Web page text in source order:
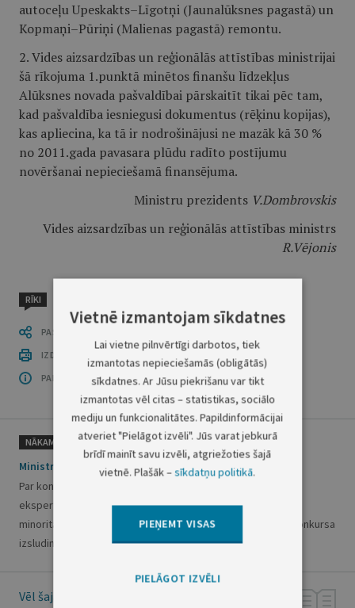
autoceļu Upeskakts–Līgotņi (Jaunalūksnes pagastā) un
Kopmaņi–Pūriņi (Malienas pagastā) remontu.
2. Vides aizsardzības un reģionālās attīstības ministrijai
šā rīkojuma 1.punktā minētos finanšu līdzekļus
Alūksnes novada pašvaldībai pārskaitīt tikai pēc tam,
kad pašvaldība iesniegusi dokumentus (rēķinu kopijas),
kas apliecina, ka tā ir nodrošinājusi ne mazāk kā 30 %
no 2011.gada pavasara plūdu radīto postījumu
novēršanai nepieciešamā finansējuma.
Ministru prezidents V.Dombrovskis
Vides aizsardzības un reģionālās attīstības ministrs
R.Vējonis
RĪKI
PASTĀSTI CITIEM
IZDRUKĀT PUBLIKĀCIJU
PAR OFICIĀLO IZDEVUMU
NĀKAMAIS
Ministru kabineta rīkojums Nr.372
Par konkursa atlases komisijas izveidi, lai izvirzītu Latvijas
ekspertus ievēlēšanai Vispārējās konvencijas par nacionālo
minoritāšu aizsardzību Konsultatīvajā komitejā, un atklāta konkursa
izsludināšanu
Vēl šajā numurā
Vietnē izmantojam sīkdatnes
Lai vietne pilnvērtīgi darbotos, tiek
izmantotas nepieciešamās (obligātās)
sīkdatnes. Ar Jūsu piekrišanu var tikt
izmantotas vēl citas – statistikas, sociālo
mediju un funkcionalitātes. Papildinformācijai
atveriet "Pielāgot izvēli". Jūs varat jebkurā
brīdī mainīt savu izvēli, atgriežoties šajā
vietnē. Plašāk –sīkdatņu politikā.
PIEŅEMT VISAS
PIELĀGOT IZVĒLI